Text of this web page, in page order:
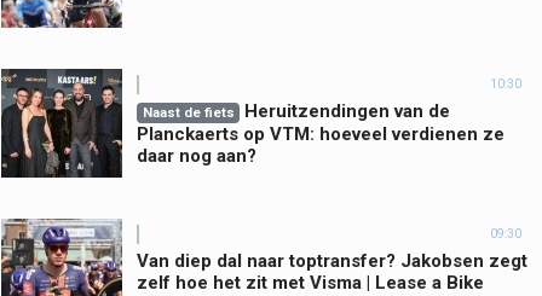
10:30
Naast de fiets
Heruitzendingen van de
Planckaerts op VTM: hoeveel verdienen ze
daar nog aan?
09:30
Van diep dal naar toptransfer? Jakobsen zegt
zelf hoe het zit met Visma | Lease a Bike